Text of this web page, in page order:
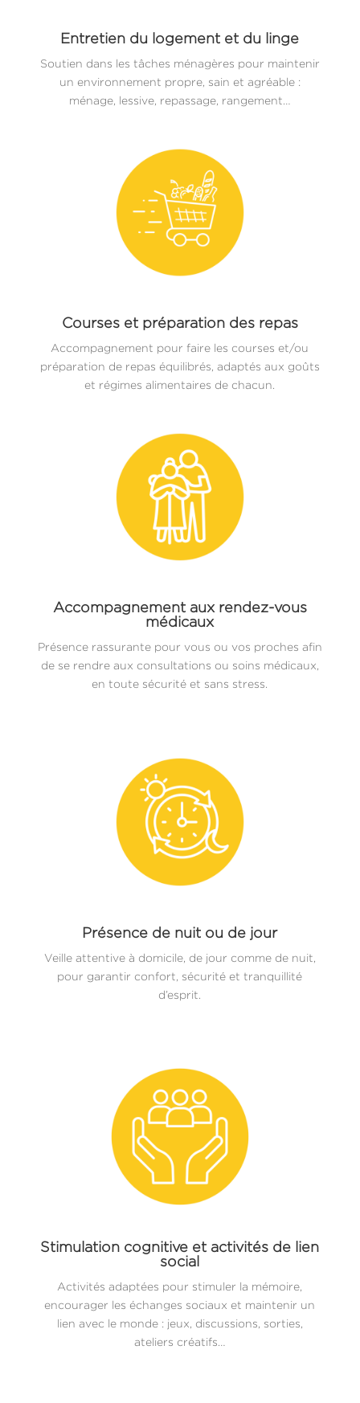
Entretien du logement et du linge
Soutien dans les tâches ménagères pour maintenir
un environnement propre, sain et agréable :
ménage, lessive, repassage, rangement…
Courses et préparation des repas
Accompagnement pour faire les courses et/ou
préparation de repas équilibrés, adaptés aux goûts
et régimes alimentaires de chacun.
Accompagnement aux rendez-vous
médicaux
Présence rassurante pour vous ou vos proches afin
de se rendre aux consultations ou soins médicaux,
en toute sécurité et sans stress.
Présence de nuit ou de jour
Veille attentive à domicile, de jour comme de nuit,
pour garantir confort, sécurité et tranquillité
d’esprit.
Stimulation cognitive et activités de lien
social
Activités adaptées pour stimuler la mémoire,
encourager les échanges sociaux et maintenir un
lien avec le monde : jeux, discussions, sorties,
ateliers créatifs…